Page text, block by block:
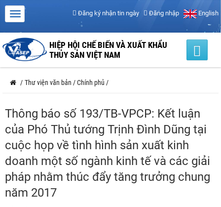
Đăng ký nhận tin ngày Đăng nhập English
HIỆP HỘI CHẾ BIẾN VÀ XUẤT KHẨU
THỦY SẢN VIỆT NAM
/ Thư viện văn bản /Chính phủ /
Thông báo số 193/TB-VPCP: Kết luận
của Phó Thủ tướng Trịnh Đình Dũng tại
cuộc họp về tình hình sản xuất kinh
doanh một số ngành kinh tế và các giải
pháp nhằm thúc đẩy tăng trưởng chung
năm 2017